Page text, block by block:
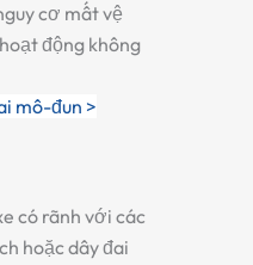
cơ mất vệ
động không
mô-đun >
có rãnh với các
hoặc dây đai